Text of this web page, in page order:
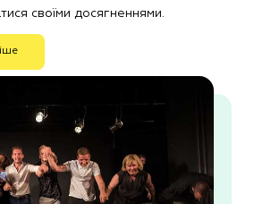
своїми досягненнями.